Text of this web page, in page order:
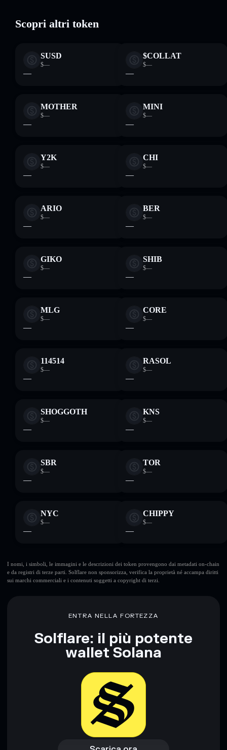
Scopri altri token
SUSD
$—
—
$COLLAT
$—
—
MOTHER
$—
—
MINI
$—
—
Y2K
$—
—
CHI
$—
—
ARIO
$—
—
BER
$—
—
GIKO
$—
—
SHIB
$—
—
MLG
$—
—
CORE
$—
—
114514
$—
—
RASOL
$—
—
SHOGGOTH
$—
—
KNS
$—
—
SBR
$—
—
TOR
$—
—
NYC
$—
—
CHIPPY
$—
—
I nomi, i simboli, le immagini e le descrizioni dei token provengono dai metadati on-chain
e da registri di terze parti. Solflare non sponsorizza, verifica la proprietà né accampa diritti
sui marchi commerciali e i contenuti soggetti a copyright di terzi.
ENTRA NELLA FORTEZZA
Solflare: il più potente
wallet Solana
Scarica ora